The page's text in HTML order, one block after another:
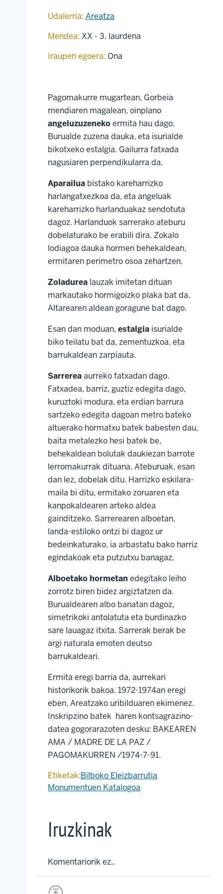
Udalerria: Areatza
Mendea: XX - 3. laurdena
Iraupen egoera: Ona
Pagomakurre mugartean, Gorbeia
mendiaren magalean, oinplano
angeluzuzenekoermita hau dago.
Burualde zuzena dauka, eta isurialde
bikotxeko estalgia. Gailurra fatxada
nagusiaren perpendikularra da.
Aparailua bistako kareharrizko
harlangatxezkoa da, eta angeluak
kareharrizko harlanduakaz sendotuta
dagoz. Harlanduok sarrerako ateburu
dobelaturako be erabili dira. Zokalo
lodiagoa dauka hormen behekaldean,
ermitaren perimetro osoa zehartzen.
Zoladurea lauzak imitetan dituan
markautako hormigoizko plaka bat da.
Altarearen aldean goragune bat dago.
Esan dan moduan, estalgia isurialde
biko teilatu bat da, zementuzkoa, eta
barrukaldean zarpiauta.
Sarrereaaurreko fatxadan dago.
Fatxadea, barriz, guztiz edegita dago,
kuruztoki modura, eta erdian barrura
sartzeko edegita dagoan metro bateko
altuerako hormatxu batek babesten dau,
baita metalezko hesi batek be,
behekaldean bolutak daukiezan barrote
lerromakurrak dituana. Ateburuak, esan
dan lez, dobelak ditu. Harrizko eskilara-
maila bi ditu, ermitako zoruaren eta
kanpokaldearen arteko aldea
gainditzeko. Sarrerearen alboetan,
landa-estiloko ontzi bi dagoz ur
bedeinkaturako, ia arbastatu bako harriz
egindakoak eta putzutxu banagaz.
Alboetako hormetan edegitako leiho
zorrotz biren bidez argiztatzen da.
Burualdearen albo banatan dagoz,
simetrikoki antolatuta eta burdinazko
sare lauagaz itxita. Sarrerak berak be
argi naturala emoten deutso
barrukaldeari.
Ermita eregi barria da, aurrekari
historikorik bakoa. 1972-1974an eregi
eben, Areatzako uribilduaren ekimenez.
Inskripzino batek haren kontsagrazino-
datea gogorarazoten desku: BAKEAREN
AMA / MADRE DE LA PAZ /
PAGOMAKURREN /1974-7-91.
Etiketak:Bilboko Eleizbarrutia
Monumentuen Katalogoa
Iruzkinak
Komentariorik ez..